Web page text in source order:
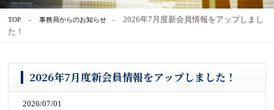
TOP 事務局からのお知らせ
2026年7月度新会員情報をアップしまし
た！
2026年7月度新会員情報をアップしました！
2026/07/01